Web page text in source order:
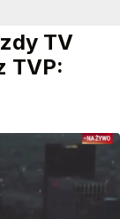
TV
TVP: